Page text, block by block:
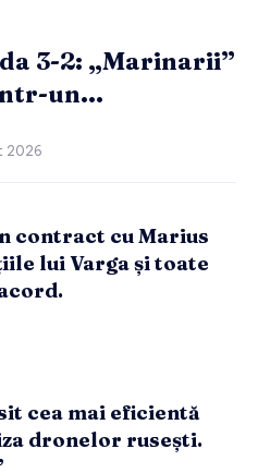
3-2: „Marinarii”
un...
2026
contract cu Marius
lui Varga și toate
cea mai eficientă
dronelor rusești.